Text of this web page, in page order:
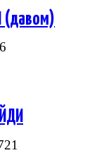
(давом)